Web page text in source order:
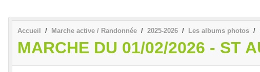
Accueil Marche active / Randonnée 2025-2026 Les albums photos
MARCHE DU 01/02/2026 - ST